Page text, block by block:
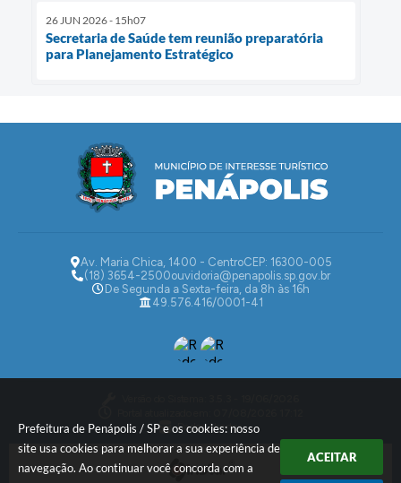
Prefeitura de Penápolis / SP e os cookies: nosso
site usa cookies para melhorar a sua experiência de
navegação. Ao continuar você concorda com a
ACEITAR
26 JUN 2026 - 15h07
Secretaria de Saúde tem reunião preparatória
para Planejamento Estratégico
Av. Maria Chica, 1400 - CentroCEP: 16300-005
(18) 3654-2500ouvidoria@penapolis.sp.gov.br
De Segunda a Sexta-feira, da 8h às 16h
49.576.416/0001-41
Dados Abertos